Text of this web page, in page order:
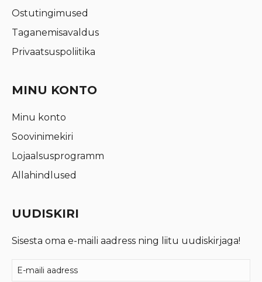
Ostutingimused
Taganemisavaldus
Privaatsuspoliitika
MINU KONTO
Minu konto
Soovinimekiri
Lojaalsusprogramm
Allahindlused
UUDISKIRI
Sisesta oma e-maili aadress ning liitu uudiskirjaga!